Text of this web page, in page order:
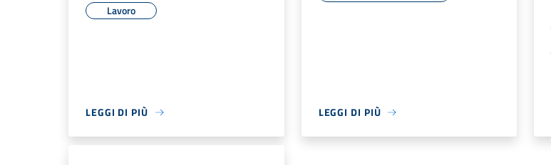
Lavoro
LEGGI DI PIÙ LEGGI DI PIÙ